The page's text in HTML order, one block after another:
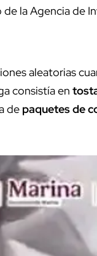
la Agencia de
aleatorias
consistía en
de paquetes de